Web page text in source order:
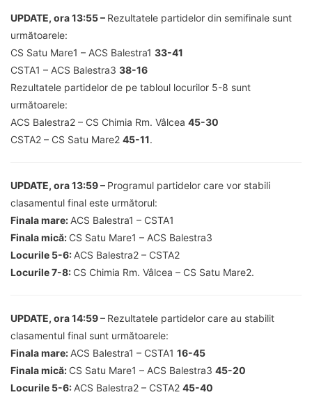
UPDATE, ora 13:55 – Rezultatele partidelor din semifinale sunt
următoarele:
CS Satu Mare1 – ACS Balestra1 33-41
CSTA1 – ACS Balestra3 38-16
Rezultatele partidelor de pe tabloul locurilor 5-8 sunt
următoarele:
ACS Balestra2 – CS Chimia Rm. Vâlcea 45-30
CSTA2 – CS Satu Mare2 45-11.
UPDATE, ora 13:59 – Programul partidelor care vor stabili
clasamentul final este următorul:
Finala mare: ACS Balestra1 – CSTA1
Finala mică: CS Satu Mare1 – ACS Balestra3
Locurile 5-6: ACS Balestra2 – CSTA2
Locurile 7-8: CS Chimia Rm. Vâlcea – CS Satu Mare2.
UPDATE, ora 14:59 – Rezultatele partidelor care au stabilit
clasamentul final sunt următoarele:
Finala mare: ACS Balestra1 – CSTA1 16-45
Finala mică: CS Satu Mare1 – ACS Balestra3 45-20
Locurile 5-6: ACS Balestra2 – CSTA2 45-40